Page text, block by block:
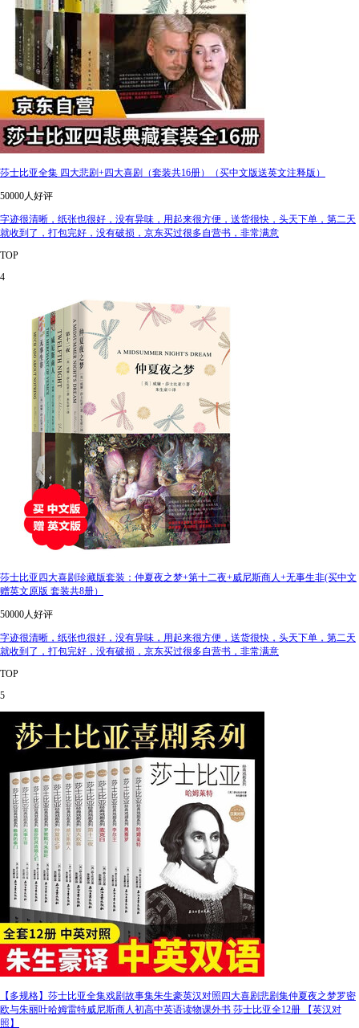
莎士比亚全集 四大悲剧+四大喜剧（套装共16册）（买中文版送英文注释版）
50000人好评
字迹很清晰，纸张也很好，没有异味，用起来很方便，送货很快，头天下单，第二天
就收到了，打包完好，没有破损，京东买过很多自营书，非常满意
TOP
4
莎士比亚四大喜剧珍藏版套装：仲夏夜之梦+第十二夜+威尼斯商人+无事生非(买中文
赠英文原版 套装共8册）
50000人好评
字迹很清晰，纸张也很好，没有异味，用起来很方便，送货很快，头天下单，第二天
就收到了，打包完好，没有破损，京东买过很多自营书，非常满意
TOP
5
【多规格】莎士比亚全集戏剧故事集朱生豪英汉对照四大喜剧悲剧集仲夏夜之梦罗密
欧与朱丽叶哈姆雷特威尼斯商人初高中英语读物课外书 莎士比亚全12册 【英汉对
照】